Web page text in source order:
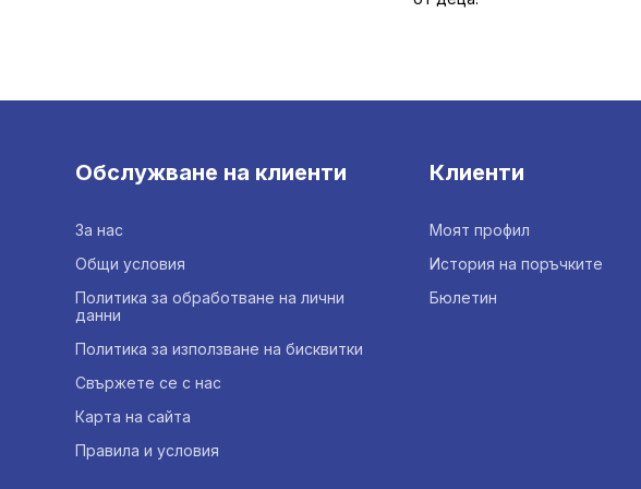
Обслужване на клиенти
За нас
Общи условия
Политика за обработване на лични
данни
Политика за използване на бисквитки
Свържете се с нас
Карта на сайта
Правила и условия
Клиенти
Моят профил
История на поръчките
Бюлетин